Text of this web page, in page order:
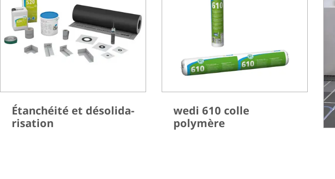
Étanchéité et déso­li­da­
ri­sa­tion
wedi 610 colle
polymère